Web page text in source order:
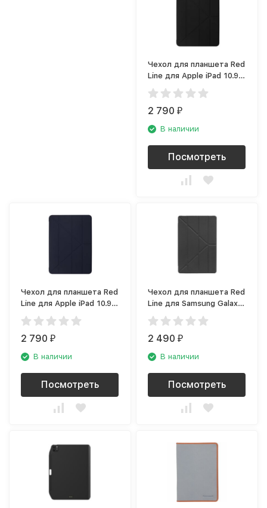
Чехол для планшета Red
Line для Apple iPad 10.9
(2020), чёрный
2 790₽
В наличии
Посмотреть
Чехол для планшета Red
Line для Apple iPad 10.9
(2020), синий
2 790₽
В наличии
Посмотреть
Чехол для планшета Red
Line для Samsung Galaxy
Tab S7 (2020), чёрный
2 490₽
В наличии
Посмотреть